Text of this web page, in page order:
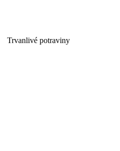
Trvanlivé potraviny